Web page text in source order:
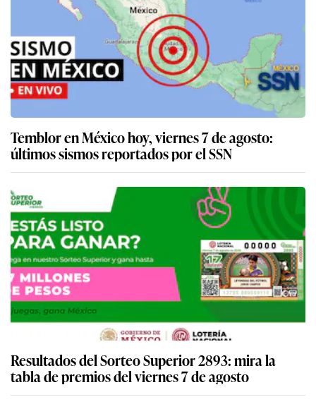
Temblor en México hoy, viernes 7 de agosto:
últimos sismos reportados por el SSN
Resultados del Sorteo Superior 2893: mira la
tabla de premios del viernes 7 de agosto